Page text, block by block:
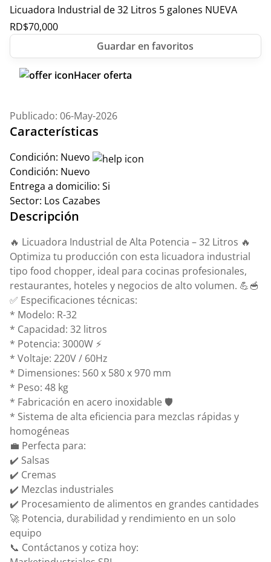
Licuadora Industrial de 32 Litros 5 galones NUEVA
RD$70,000
Hacer oferta
Publicado: 06-May-2026
Características
Condición: Nuevo
Condición: Nuevo
Entrega a domicilio: Si
Sector: Los Cazabes
Descripción
🔥 Licuadora Industrial de Alta Potencia – 32 Litros 🔥
Optimiza tu producción con esta licuadora industrial
tipo food chopper, ideal para cocinas profesionales,
restaurantes, hoteles y negocios de alto volumen. 💪🥣
✅ Especificaciones técnicas:
* Modelo: R-32
* Capacidad: 32 litros
* Potencia: 3000W ⚡
* Voltaje: 220V / 60Hz
* Dimensiones: 560 x 580 x 970 mm
* Peso: 48 kg
* Fabricación en acero inoxidable 🛡️
* Sistema de alta eficiencia para mezclas rápidas y
homogéneas
💼 Perfecta para:
✔️ Salsas
✔️ Cremas
✔️ Mezclas industriales
✔️ Procesamiento de alimentos en grandes cantidades
🚀 Potencia, durabilidad y rendimiento en un solo
equipo
📞 Contáctanos y cotiza hoy: